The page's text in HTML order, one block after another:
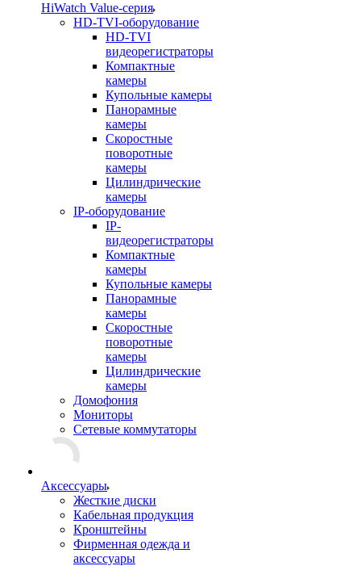
HiWatch Value-серия
HD-TVI-оборудование
HD-TVI
видеорегистраторы
Компактные
камеры
Купольные камеры
Панорамные
камеры
Скоростные
поворотные
камеры
Цилиндрические
камеры
IP-оборудование
IP-
видеорегистраторы
Компактные
камеры
Купольные камеры
Панорамные
камеры
Скоростные
поворотные
камеры
Цилиндрические
камеры
Домофония
Мониторы
Сетевые коммутаторы
Аксессуары
Жесткие диски
Кабельная продукция
Кронштейны
Фирменная одежда и
аксессуары